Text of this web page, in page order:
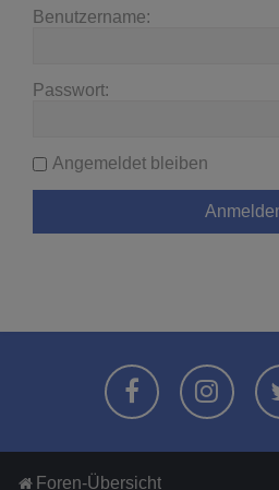
Benutzername:
Passwort:
Angemeldet bleiben
Foren-Übersicht